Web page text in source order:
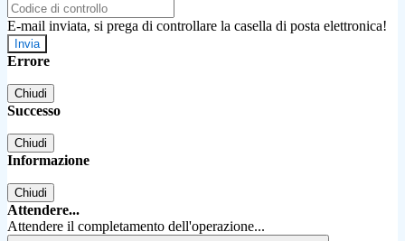
E-mail inviata, si prega di controllare la casella di posta elettronica!
Errore
Chiudi
Successo
Chiudi
Informazione
Chiudi
Attendere...
Attendere il completamento dell'operazione...